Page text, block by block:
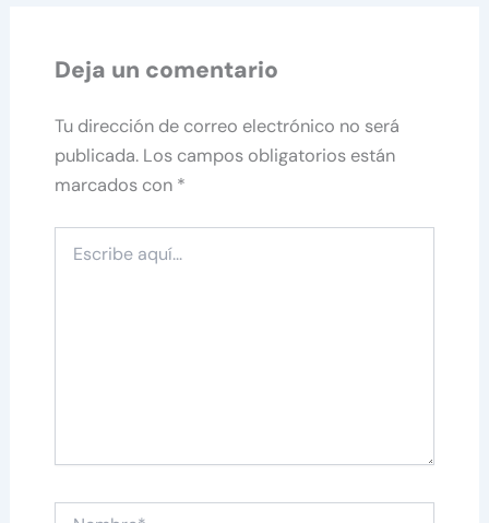
Deja un comentario
Tu dirección de correo electrónico no será
publicada. Los campos obligatorios están
marcados con *
aquí...